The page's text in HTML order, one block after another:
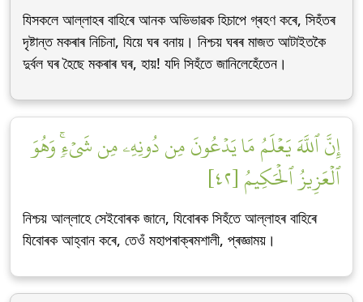
যিসকলে আল্লাহৰ বাহিৰে আনক অভিভাৱক হিচাপে গ্ৰহণ কৰে, সিহঁতৰ
দৃষ্টান্ত মকৰাৰ নিচিনা, যিয়ে ঘৰ বনায়। নিশ্চয় ঘৰৰ মাজত আটাইতকৈ
দুৰ্বল ঘৰ হৈছে মকৰাৰ ঘৰ, হায়! যদি সিহঁতে জানিলেহেঁতেন।
إِنَّ ٱللَّهَ يَعۡلَمُ مَا يَدۡعُونَ مِن دُونِهِۦ مِن شَيۡءٖۚ وَهُوَ
ٱلۡعَزِيزُ ٱلۡحَكِيمُ [٤٢]
নিশ্চয় আল্লাহে সেইবোৰক জানে, যিবোৰক সিহঁতে আল্লাহৰ বাহিৰে
যিবোৰক আহ্বান কৰে, তেওঁ মহাপৰাক্ৰমশালী, প্ৰজ্ঞাময়।